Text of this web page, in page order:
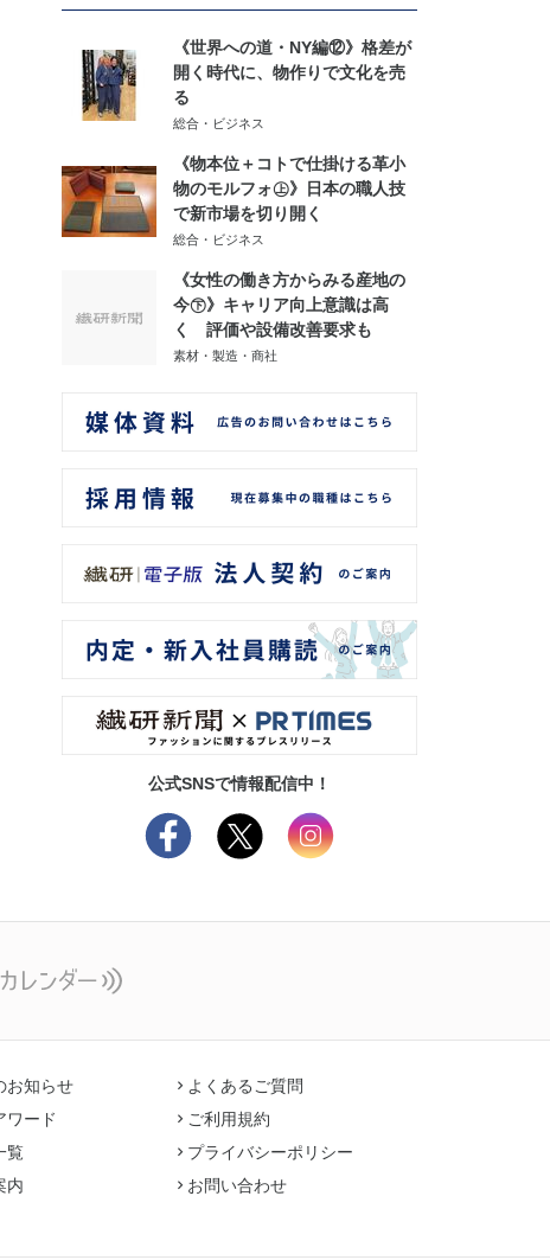
《世界への道・NY編⑫》格差が
開く時代に、物作りで文化を売
る
総合・ビジネス
《物本位＋コトで仕掛ける革小
物のモルフォ㊤》日本の職人技
で新市場を切り開く
総合・ビジネス
《女性の働き方からみる産地の
今㊦》キャリア向上意識は高
く 評価や設備改善要求も
素材・製造・商社
公式SNSで情報配信中！
お知らせ
ワード
覧
内
よくあるご質問
ご利用規約
プライバシーポリシー
お問い合わせ